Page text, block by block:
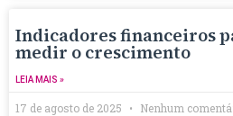
Indicadores financeiros
medir o crescimento
LEIA MAIS »
17 de agosto de 2025 Nenhum